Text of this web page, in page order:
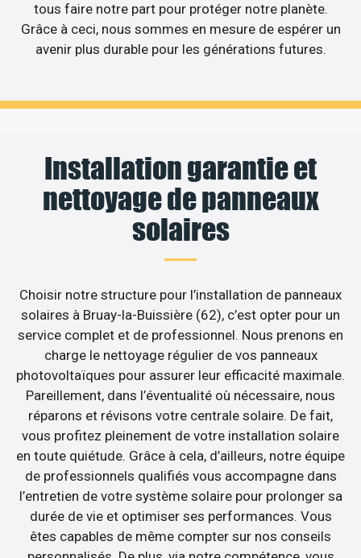
tous faire notre part pour protéger notre planète.
Grâce à ceci, nous sommes en mesure de espérer un
avenir plus durable pour les générations futures.
Installation garantie et
nettoyage de panneaux
solaires
Choisir notre structure pour l’installation de panneaux
solaires à Bruay-la-Buissière (62), c’est opter pour un
service complet et de professionnel. Nous prenons en
charge le nettoyage régulier de vos panneaux
photovoltaïques pour assurer leur efficacité maximale.
Pareillement, dans l’éventualité où nécessaire, nous
réparons et révisons votre centrale solaire. De fait,
vous profitez pleinement de votre installation solaire
en toute quiétude. Grâce à cela, d’ailleurs, notre équipe
de professionnels qualifiés vous accompagne dans
l’entretien de votre système solaire pour prolonger sa
durée de vie et optimiser ses performances. Vous
êtes capables de même compter sur nos conseils